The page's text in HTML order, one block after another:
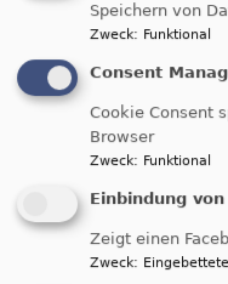
Bildrechte B. Hoppenkamp
Speichern von
Zweck: Funktional
Consent
Cookie Consent
Browser
Zweck: Funktional
Einbindung
Zeigt einen
Zweck: